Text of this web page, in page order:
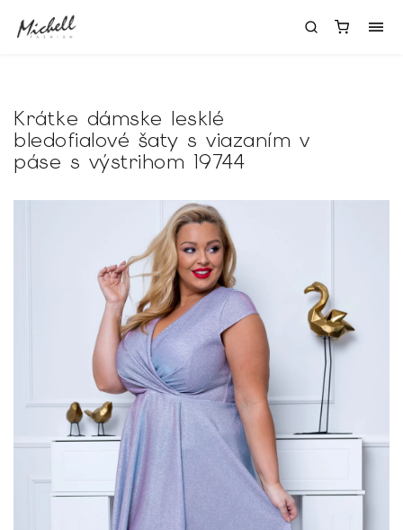
Krátke dámske lesklé
bledofialové šaty s viazaním v
páse s výstrihom 19744